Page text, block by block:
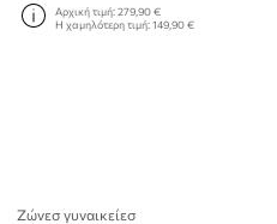
Αρχική τιμή:279,90 €
Η χαμηλότερη τιμή:149,90 €
Ζώνεσ γυναικείεσ